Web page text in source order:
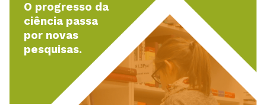
O progresso da
ciência passa
por novas
pesquisas.